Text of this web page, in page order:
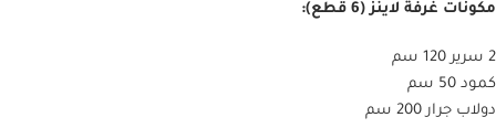
مكونات غرفة لاينز (6 قطع):
2 سرير 120 سم
كمود 50 سم
دولاب جرار 200 سم